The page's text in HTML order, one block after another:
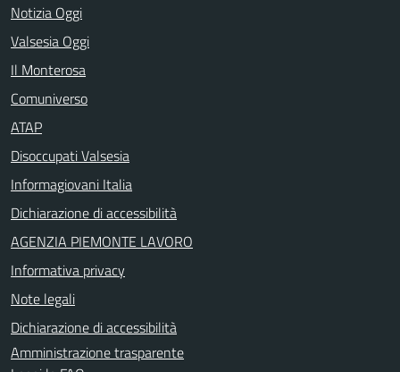
Notizia Oggi
Valsesia Oggi
Il Monterosa
Comuniverso
ATAP
Disoccupati Valsesia
Informagiovani Italia
Dichiarazione di accessibilità
AGENZIA PIEMONTE LAVORO
Informativa privacy
Note legali
Dichiarazione di accessibilità
Amministrazione trasparente